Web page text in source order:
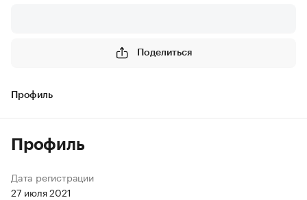
Поделиться
Профиль
Профиль
Дата регистрации
27 июля 2021